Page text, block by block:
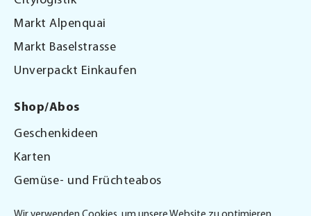
Markt Alpenquai
Markt Baselstrasse
Unverpackt Einkaufen
Shop/Abos
Geschenkideen
Karten
Gemüse- und Früchteabos